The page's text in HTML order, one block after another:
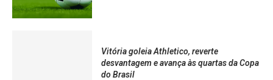
Vitória goleia Athletico, reverte
desvantagem e avança às quartas da Copa
do Brasil